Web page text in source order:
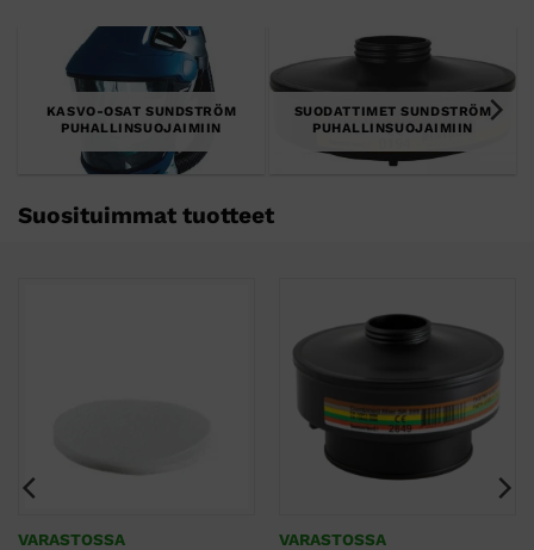
KASVO-OSAT SUNDSTRÖM
PUHALLINSUOJAIMIIN
SUODATTIMET SUNDSTRÖM
PUHALLINSUOJAIMIIN
Suosituimmat tuotteet
VARASTOSSA VARASTOSSA